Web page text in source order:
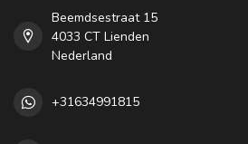
Beemdsestraat 15
4033 CT Lienden
Nederland
+31634991815